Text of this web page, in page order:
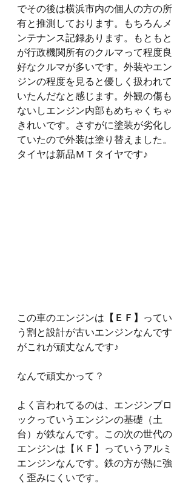
でその後は横浜市内の個人の方の所
有と推測しております。もちろんメ
ンテナンス記録あります。もともと
が行政機関所有のクルマって程度良
好なクルマが多いです。外装やエン
ジンの程度を見ると優しく扱われて
いたんだなと感じます。外観の傷も
ないしエンジン内部もめちゃくちゃ
きれいです。さすがに塗装が劣化し
ていたので外装は塗り替えました。
タイヤは新品ＭＴタイヤです♪
この車のエンジンは 【ＥＦ】
ってい
う割と設計が古いエンジンなんです
がこれが頑丈なんです♪
なんで頑丈かって？
よく言われてるのは、エンジンブロ
ックっていうエンジンの基礎（土
台）が鉄なんです。この次の世代の
エンジンは【ＫＦ】っていうアルミ
エンジンなんです。鉄の方が熱に強
く歪みにくいです。